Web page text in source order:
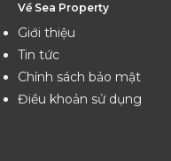
Về Sea Property
Giới thiệu
Tin tức
Chính sách bảo mật
Điều khoản sử dụng